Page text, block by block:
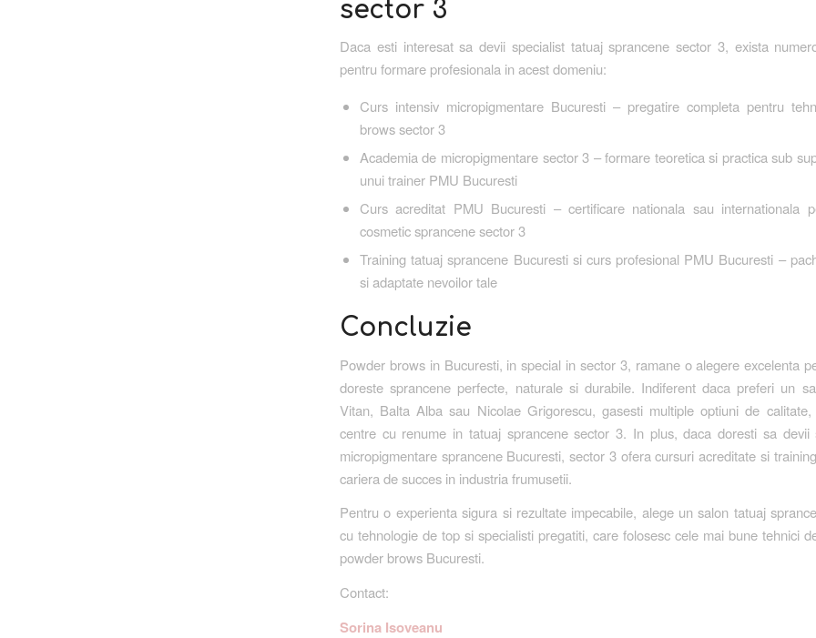
sector 3
Daca esti interesat sa devii specialist tatuaj sprancene sector 3, exista
pentru formare profesionala in acest domeniu:
Curs intensiv micropigmentare Bucuresti – pregatire completa pentru
brows sector 3
Academia de micropigmentare sector 3 – formare teoretica si practica sub
unui trainer PMU Bucuresti
Curs acreditat PMU Bucuresti – certificare nationala sau internationala
cosmetic sprancene sector 3
Training tatuaj sprancene Bucuresti si curs profesional PMU Bucuresti –
si adaptate nevoilor tale
Concluzie
Powder brows in Bucuresti, in special in sector 3, ramane o alegere excelenta
doreste sprancene perfecte, naturale si durabile. Indiferent daca preferi un
Vitan, Balta Alba sau Nicolae Grigorescu, gasesti multiple optiuni de
centre cu renume in tatuaj sprancene sector 3. In plus, daca doresti sa devii
micropigmentare sprancene Bucuresti, sector 3 ofera cursuri acreditate si
cariera de succes in industria frumusetii.
Pentru o experienta sigura si rezultate impecabile, alege un salon tatuaj
cu tehnologie de top si specialisti pregatiti, care folosesc cele mai bune tehnici
powder brows Bucuresti.
Contact:
Sorina Isoveanu